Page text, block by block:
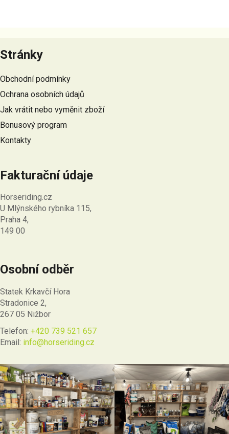
á
p
a
t
í
Stránky
Obchodní podmínky
Ochrana osobních údajů
Jak vrátit nebo vyměnit zboží
Bonusový program
Kontakty
Fakturační údaje
Horseriding.cz
U Mlýnského rybníka 115,
Praha 4,
149 00
Osobní odběr
Statek Krkavčí Hora
Stradonice 2,
267 05 Nižbor
Telefon: +420 739 521 657
Email: info@horseriding.cz